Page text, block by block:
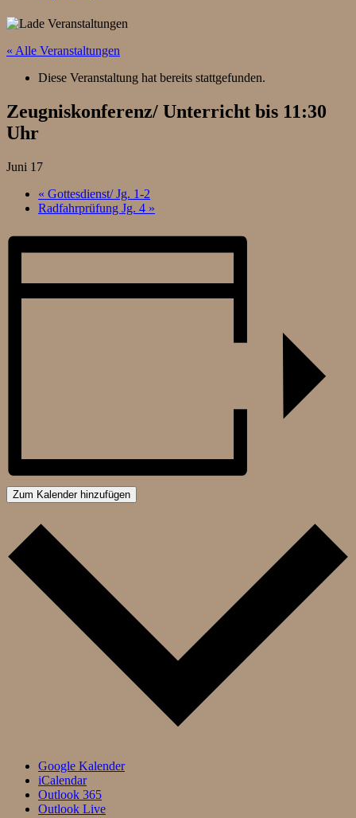
« Alle Veranstaltungen
Diese Veranstaltung hat bereits stattgefunden.
Zeugniskonferenz/ Unterricht bis 11:30
Uhr
Juni 17
« Gottesdienst/ Jg. 1-2
Radfahrprüfung Jg. 4 »
Zum Kalender hinzufügen
Google Kalender
iCalendar
Outlook 365
Outlook Live